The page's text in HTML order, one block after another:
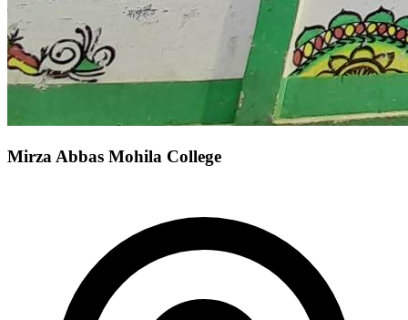
Mirza Abbas Mohila College